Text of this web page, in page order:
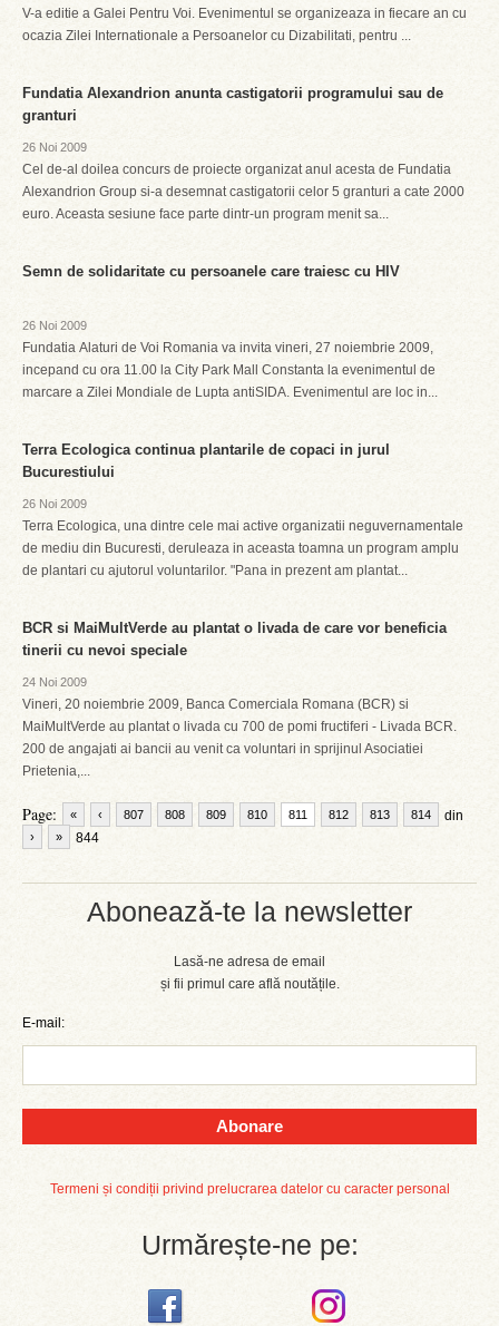
Abonează-te la newsletter
Lasă-ne adresa de email
și fii primul care află noutățile.
E-mail:
Abonare
Termeni și condiții privind prelucrarea datelor cu caracter personal
Urmărește-ne pe:
V-a editie a Galei Pentru Voi. Evenimentul se organizeaza in fiecare an cu
ocazia Zilei Internationale a Persoanelor cu Dizabilitati, pentru ...
Fundatia Alexandrion anunta castigatorii programului sau de
granturi
26 Noi 2009
Cel de-al doilea concurs de proiecte organizat anul acesta de Fundatia
Alexandrion Group si-a desemnat castigatorii celor 5 granturi a cate 2000
euro. Aceasta sesiune face parte dintr-un program menit sa...
Semn de solidaritate cu persoanele care traiesc cu HIV
26 Noi 2009
Fundatia Alaturi de Voi Romania va invita vineri, 27 noiembrie 2009,
incepand cu ora 11.00 la City Park Mall Constanta la evenimentul de
marcare a Zilei Mondiale de Lupta antiSIDA. Evenimentul are loc in...
Terra Ecologica continua plantarile de copaci in jurul
Bucurestiului
26 Noi 2009
Terra Ecologica, una dintre cele mai active organizatii neguvernamentale
de mediu din Bucuresti, deruleaza in aceasta toamna un program amplu
de plantari cu ajutorul voluntarilor. "Pana in prezent am plantat...
BCR si MaiMultVerde au plantat o livada de care vor beneficia
tinerii cu nevoi speciale
24 Noi 2009
Vineri, 20 noiembrie 2009, Banca Comerciala Romana (BCR) si
MaiMultVerde au plantat o livada cu 700 de pomi fructiferi - Livada BCR.
200 de angajati ai bancii au venit ca voluntari in sprijinul Asociatiei
Prietenia,...
Page: « ‹ 807 808 809 810 811 812 813 814
din
844
› »